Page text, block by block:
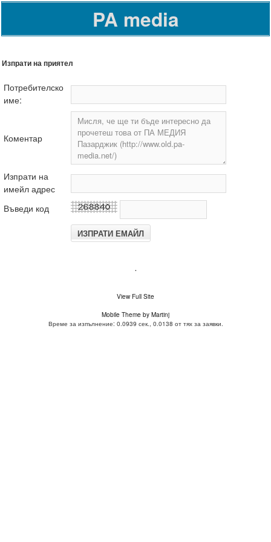
PA media
Изпрати на приятел
Потребителско
име:
Коментар
Изпрати на
имейл адрес
Въведи код
.
View Full Site
Mobile Theme by Martinj
Време за изпълнение: 0.0939 сек., 0.0138 от тях за заявки.